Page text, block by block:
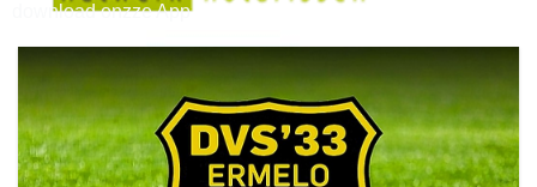
delangekortland
download onzze App